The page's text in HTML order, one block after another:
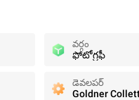
వర్గం
ఫోటోగ్రఫీ
డెవలపర్
Goldner